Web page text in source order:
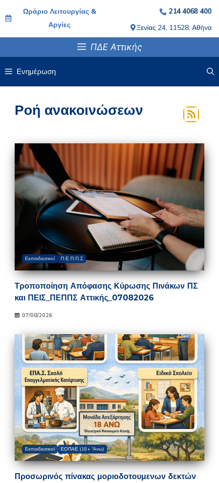
σε
Ωράριο Λειτουργίας &
Αργίες
214 4068 400
Ξενίας 24, 11528, Αθήνα
ΠΔΕ Αττικής
Ενημέρωση
Ροή ανακοινώσεων
Εκπαιδευτικοί Π.Ε.Π.Π.Σ
Τροποποίηση Απόφασης Κύρωσης Πινάκων ΠΣ
και ΠΕΙΣ_ΠΕΠΠΣ Αττικής_07082026
07/08/2026
Εκπαιδευτικοί ΕΟΠΑΕ (18+ 'Ανω)
Προσωρινός πίνακας μοριοδοτουμενων δεκτών